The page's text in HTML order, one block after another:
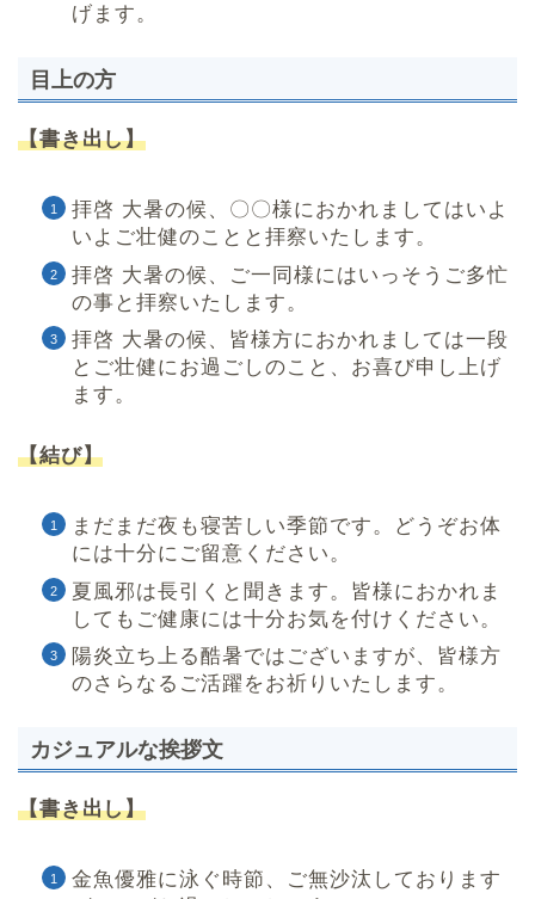
げます。
目上の方
【書き出し】
拝啓 大暑の候、〇〇様におかれましてはいよ
いよご壮健のことと拝察いたします。
拝啓 大暑の候、ご一同様にはいっそうご多忙
の事と拝察いたします。
拝啓 大暑の候、皆様方におかれましては一段
とご壮健にお過ごしのこと、お喜び申し上げ
ます。
【結び】
まだまだ夜も寝苦しい季節です。どうぞお体
には十分にご留意ください。
夏風邪は長引くと聞きます。皆様におかれま
してもご健康には十分お気を付けください。
陽炎立ち上る酷暑ではございますが、皆様方
のさらなるご活躍をお祈りいたします。
カジュアルな挨拶文
【書き出し】
金魚優雅に泳ぐ時節、ご無沙汰しております